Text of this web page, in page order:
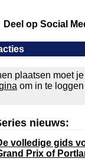
Deel op Social
plaatsen moet
om in te
nieuws:
volledige gids
Prix of